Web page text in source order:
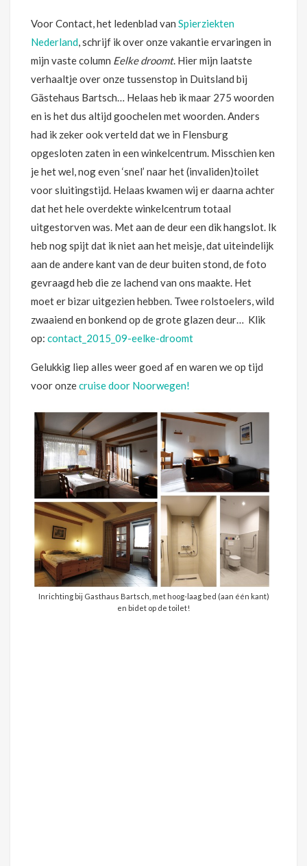
Voor Contact, het ledenblad van Spierziekten
Nederland, schrijf ik over onze vakantie ervaringen in
mijn vaste column Eelke droomt. Hier mijn laatste
verhaaltje over onze tussenstop in Duitsland bij
Gästehaus Bartsch… Helaas heb ik maar 275 woorden
en is het dus altijd goochelen met woorden. Anders
had ik zeker ook verteld dat we in Flensburg
opgesloten zaten in een winkelcentrum. Misschien ken
je het wel, nog even ‘snel’ naar het (invaliden)toilet
voor sluitingstijd. Helaas kwamen wij er daarna achter
dat het hele overdekte winkelcentrum totaal
uitgestorven was. Met aan de deur een dik hangslot. Ik
heb nog spijt dat ik niet aan het meisje, dat uiteindelijk
aan de andere kant van de deur buiten stond, de foto
gevraagd heb die ze lachend van ons maakte. Het
moet er bizar uitgezien hebben. Twee rolstoelers, wild
zwaaiend en bonkend op de grote glazen deur… Klik
op: contact_2015_09-eelke-droomt
Gelukkig liep alles weer goed af en waren we op tijd
voor onzecruise door Noorwegen!
Inrichting bij Gasthaus Bartsch, met hoog-laag bed (aan één kant)
en bidet op de toilet!